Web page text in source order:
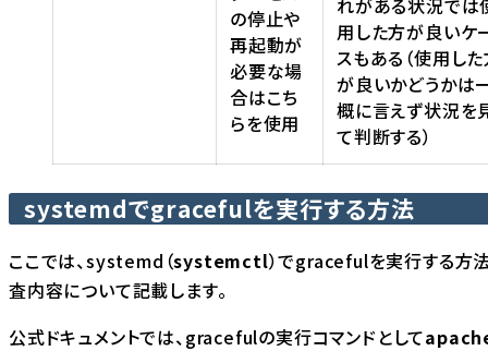
の停止や
再起動が
必要な場
合はこち
らを使用
用した方が良いケ
スもある（使用し
が良いかどうかは
概に言えず状況を
て判断する）
systemdでgracefulを実行する方法
ここでは、systemd（systemctl）でgracefulを実行する方
査内容について記載します。
公式ドキュメントでは、gracefulの実行コマンドとして